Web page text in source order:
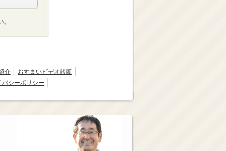
介
おすまいビデオ診断
バシーポリシー